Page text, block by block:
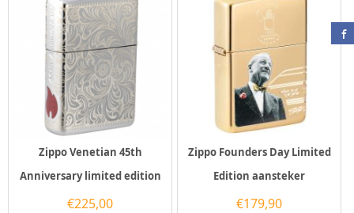
Zippo Venetian 45th
Anniversary limited edition
€225,00
Zippo Founders Day Limited
Edition aansteker
€179,90